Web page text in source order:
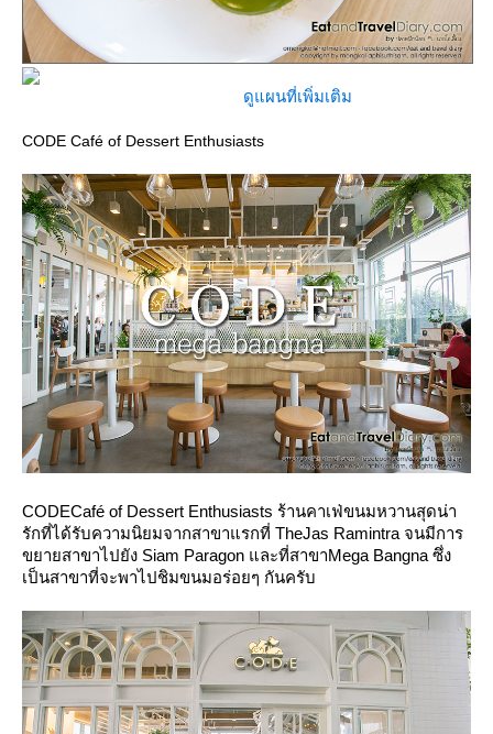
ดูแผนที่เพิ่มเติม
CODE Café of Dessert Enthusiasts
CODECafé of Dessert Enthusiasts ร้านคาเฟ่ขนมหวานสุดน่า
รักที่ได้รับความนิยมจากสาขาแรกที่ TheJas Ramintra จนมีการ
ขยายสาขาไปยัง Siam Paragon ละที่สาขาMega Bangna ซึ่ง
เป็นสาขาที่จะพาไปชิมขนมอร่อยๆ กันครับ